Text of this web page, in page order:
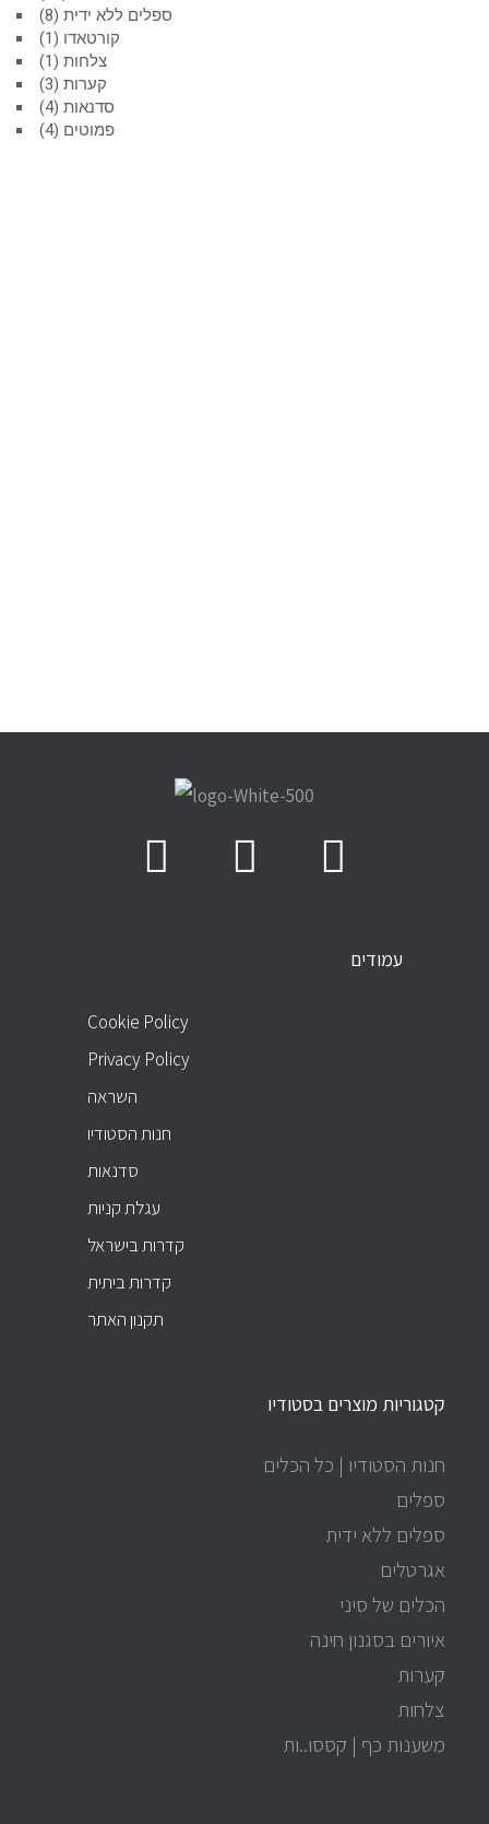
ספלים ללא ידית 8
קורטאדו
1
צלחות
1
קערות 3
סדנאות 4
פמוטים 4
עמודים
Cookie Policy
Privacy Policy
השראה
חנות הסטודיו
סדנאות
עגלת קניות
קדרות בישראל
קדרות ביתית
תקנון האתר
קטגוריות מוצרים בסטודיו
חנות הסטודיו | כל הכלים
ספלים
ספלים ללא ידית
אגרטלים
הכלים של סיני
איורים בסגנון חינה
קערות
צלחות
משענות כף | קססו..ות